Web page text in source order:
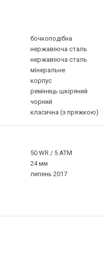
бочкоподібна
нержавіюча сталь
нержавіюча сталь
мінеральне
корпус
ремінець шкіряний
чорний
класична (з пряжкою)
50 WR / 5 ATM
24 мм
липень 2017